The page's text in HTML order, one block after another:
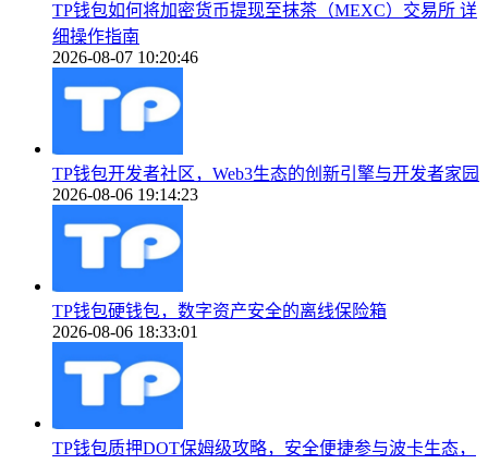
TP钱包如何将加密货币提现至抹茶（MEXC）交易所 详
细操作指南
2026-08-07 10:20:46
TP钱包开发者社区，Web3生态的创新引擎与开发者家园
2026-08-06 19:14:23
TP钱包硬钱包，数字资产安全的离线保险箱
2026-08-06 18:33:01
TP钱包质押DOT保姆级攻略，安全便捷参与波卡生态，